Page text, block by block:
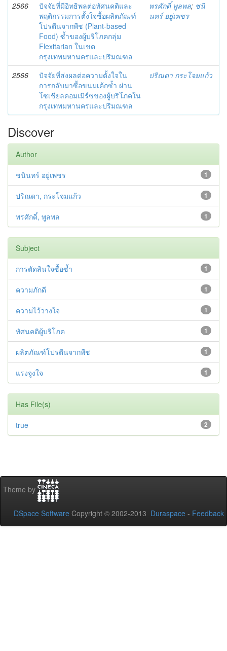
2566
ปัจจัยที่มีอิทธิพลต่อทัศนคติและ
พฤติกรรมการตั้งใจซื้อผลิตภัณฑ์
โปรตีนจากพืช (Plant-based
Food) ซ้ำของผู้บริโภคกลุ่ม
Flexitarian ในเขต
กรุงเทพมหานครและปริมณฑล
พรศักดิ์ พูลพล; ชนิ
นทร์ อยู่เพชร
2566
ปัจจัยที่ส่งผลต่อความตั้งใจใน
การกลับมาซื้อขนมเค้กซ้ำ ผ่าน
โซเชียลคอมเมิร์ซของผู้บริโภคใน
กรุงเทพมหานครและปริมณฑล
ปริณดา กระโจมแก้ว
Discover
Author
1
ชนินทร์ อยู่เพชร
1
ปริณดา, กระโจมแก้ว
1
พรศักดิ์, พูลพล
Subject
1
การตัดสินใจซื้อซ้ำ
1
ความภักดี
1
ความไว้วางใจ
1
ทัศนคติผู้บริโภค
1
ผลิตภัณฑ์โปรตีนจากพืช
1
แรงจูงใจ
Has File(s)
2
true
Theme by
DSpace Software Copyright © 2002-2013 Duraspace - Feedback